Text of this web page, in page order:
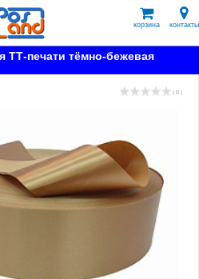
корзина контакты
ТТ-печати тёмно-бежевая
( 0 )